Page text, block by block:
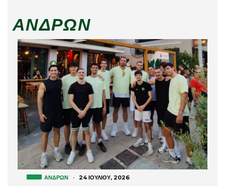
ΑΝΔΡΏΝ
ΑΝΔΡΏΝ · 24 ΙΟΥΛΊΟΥ, 2026